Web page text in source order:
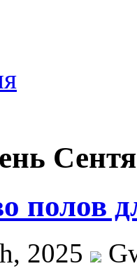
полов
2025